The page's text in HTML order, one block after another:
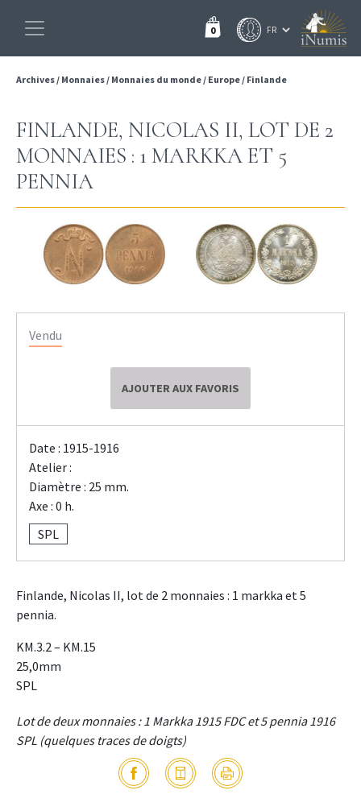
0
Archives/ Monnaies/ Monnaies du monde/ Europe/ Finlande
FINLANDE, NICOLAS II, LOT DE 2
MONNAIES : 1 MARKKA ET 5
PENNIA
Vendu
AJOUTER AUX FAVORIS
Date : 1915-1916
Atelier :
Diamètre : 25 mm.
Axe : 0 h.
SPL
Finlande, Nicolas II, lot de 2 monnaies : 1 markka et 5
pennia.
KM.3.2 – KM.15
25,0mm
SPL
Lot de deux monnaies : 1 Markka 1915 FDC et 5 pennia 1916
SPL (quelques traces de doigts)